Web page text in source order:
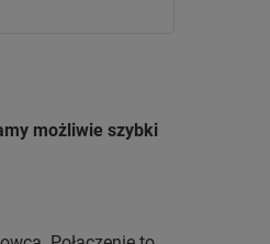
możliwie szybki